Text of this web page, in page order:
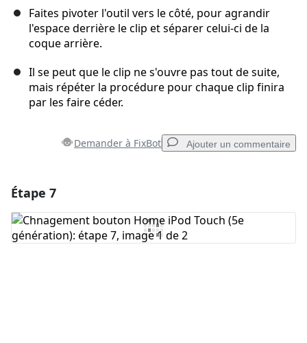
Faites pivoter l'outil vers le côté, pour agrandir
l'espace derrière le clip et séparer celui-ci de la
coque arrière.
Il se peut que le clip ne s'ouvre pas tout de suite,
mais répéter la procédure pour chaque clip finira
par les faire céder.
Demander à FixBot Ajouter un commentaire
Ajouter un commentaire
Étape 7